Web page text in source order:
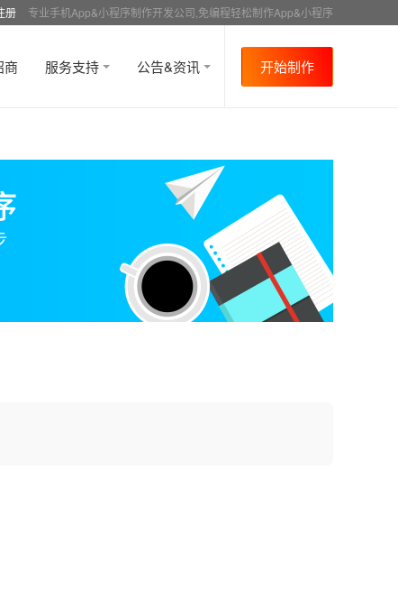
册 专业手机App&小程序制作开发公司,免编程轻松制作App&小程序
商 服务支持 公告&资讯 开始制作